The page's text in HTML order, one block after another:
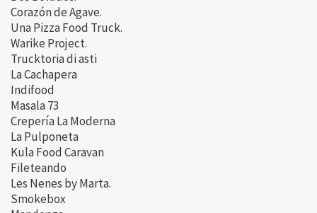
Corazón de Agave.
Una Pizza Food Truck.
Warike Project.
Trucktoria di asti
La Cachapera
Indifood
Masala 73
Crepería La Moderna
La Pulponeta
Kula Food Caravan
Fileteando
Les Nenes by Marta.
Smokebox